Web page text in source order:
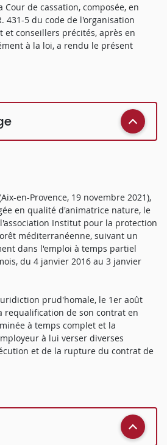
de cassation, composée, en
431-5 du code de l'organisation
et conseillers précités, après en
à la loi, a rendu le présent
en-Provence, 19 novembre 2021),
en qualité d'animatrice nature, le
Institut pour la protection
méditerranéenne, suivant un
dans l'emploi à temps partiel
du 4 janvier 2016 au 3 janvier
prud'homale, le 1er août
requalification de son contrat en
à temps complet et la
à lui verser diverses
et de la rupture du contrat de